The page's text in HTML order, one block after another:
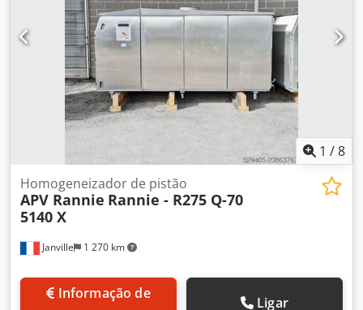
1 /8
Janville 1 270 km
Homogeneizador de pistão
APV Rannie Rannie - R275 Q-70
5140 X
Ligar